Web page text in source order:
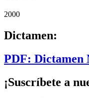
2000
Dictamen:
PDF: Dictamen
¡Suscríbete a